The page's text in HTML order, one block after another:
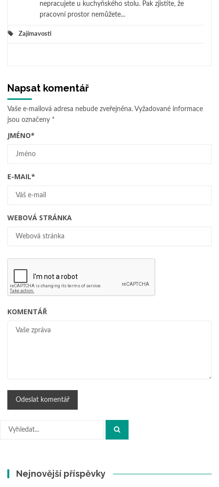
nepracujete u kuchyňského stolu. Pak zjistíte, že
pracovní prostor nemůžete...
Zajímavosti
Napsat komentář
Vaše e-mailová adresa nebude zveřejněna. Vyžadované informace
jsou označeny *
JMÉNO*
E-MAIL*
WEBOVÁ STRÁNKA
KOMENTÁŘ
Hledat:
Nejnovější příspěvky